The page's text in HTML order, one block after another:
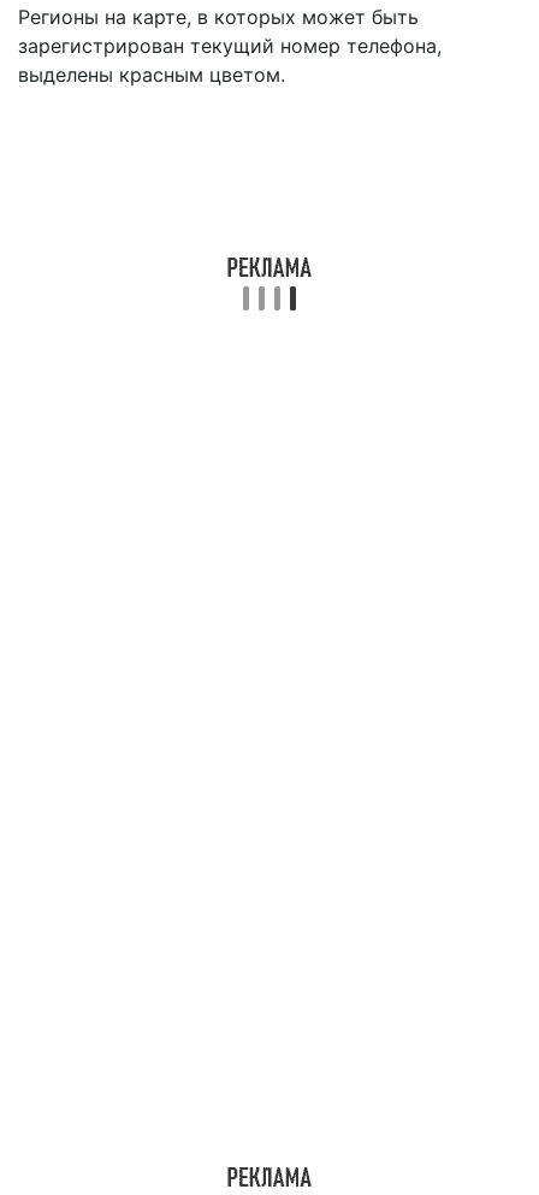
Регионы на карте, в которых может быть
зарегистрирован текущий номер телефона,
выделены красным цветом.